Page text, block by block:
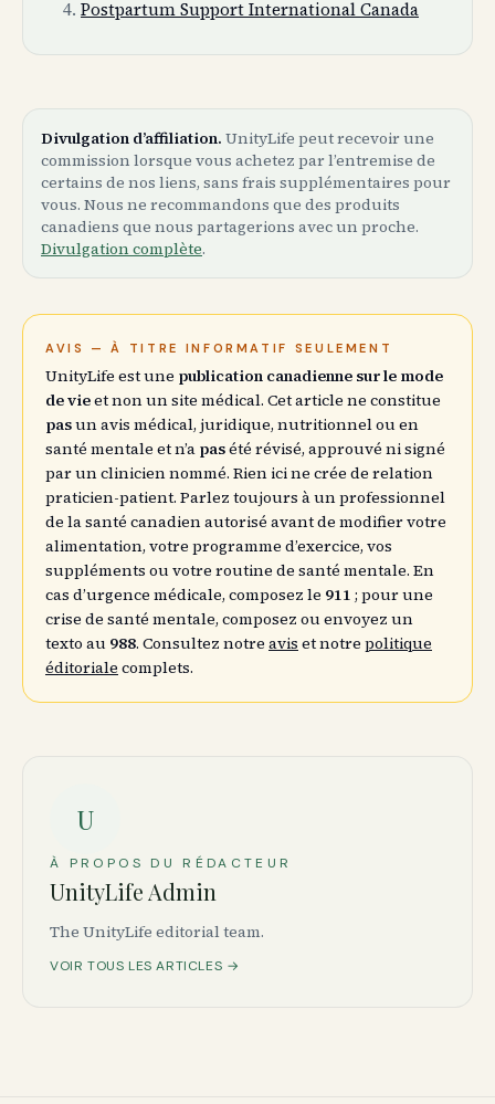
Postpartum Support International Canada
Divulgation d’affiliation. UnityLife peut recevoir une
commission lorsque vous achetez par l’entremise de
certains de nos liens, sans frais supplémentaires pour
vous. Nous ne recommandons que des produits
canadiens que nous partagerions avec un proche.
Divulgation complète.
AVIS — À TITRE INFORMATIF SEULEMENT
UnityLife est une publication canadienne sur le mode
de vieet non un site médical. Cet article ne constitue
pasun avis médical, juridique, nutritionnel ou en
santé mentale et n’a pasété révisé, approuvé ni signé
par un clinicien nommé. Rien ici ne crée de relation
praticien-patient. Parlez toujours à un professionnel
de la santé canadien autorisé avant de modifier votre
alimentation, votre programme d’exercice, vos
suppléments ou votre routine de santé mentale. En
cas d’urgence médicale, composez le 911 ; pour une
crise de santé mentale, composez ou envoyez un
texto au 988. Consultez notre avis et notre politique
éditoriale complets.
U
À PROPOS DU RÉDACTEUR
UnityLife Admin
The UnityLife editorial team.
VOIR TOUS LES ARTICLES →